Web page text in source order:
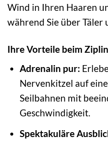
Wind in Ihren Haaren
während Sie über Täler
Ihre Vorteile beim
Adrenalin pur:
Nervenkitzel auf
Seilbahnen mit
Geschwindigkeit.
Spektakuläre